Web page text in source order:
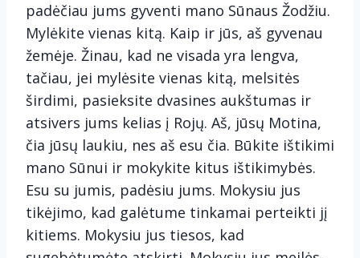
padėčiau jums gyventi mano Sūnaus Žodžiu.
Mylėkite vienas kitą. Kaip ir jūs, aš gyvenau
žemėje. Žinau, kad ne visada yra lengva,
tačiau, jei mylėsite vienas kitą, melsitės
širdimi, pasieksite dvasines aukštumas ir
atsivers jums kelias į Rojų. Aš, jūsų Motina,
čia jūsų laukiu, nes aš esu čia. Būkite ištikimi
mano Sūnui ir mokykite kitus ištikimybės.
Esu su jumis, padėsiu jums. Mokysiu jus
tikėjimo, kad galėtume tinkamai perteikti jį
kitiems. Mokysiu jus tiesos, kad